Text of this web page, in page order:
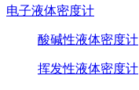
电子液体密度计
酸碱性液体密度计
挥发性液体密度计